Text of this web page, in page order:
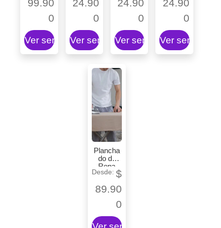
99.90
0
Ver servicio
24.90
0
Ver servicio
24.90
0
Ver servicio
24.90
0
Ver servicio
Plancha
do de
Ropa
$
89.90
0